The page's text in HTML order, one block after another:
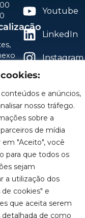
e anúncios,
nosso tráfego.
sobre a
de mídia
em "Aceito", você
para que todos os
sejam
a utilização dos
cookies" e
que aceita serem
detalhada de como
–
Youtube
LinkedIn
Instagram
sujeitas a